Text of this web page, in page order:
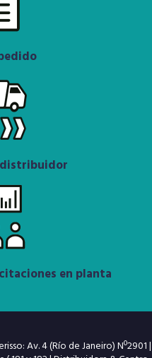
en planta
Av. 4 (Río de Janeiro) Nº2901 |